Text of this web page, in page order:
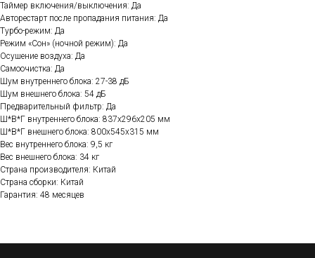
Таймер включения/выключения: Да
Авторестарт после пропадания питания: Да
Турбо-режим: Да
Режим «Сон» (ночной режим): Да
Осушение воздуха: Да
Самоочистка: Да
Шум внутреннего блока: 27-38 дБ
Шум внешнего блока: 54 дБ
Предварительный фильтр: Да
Ш*В*Г внутреннего блока: 837х296x205 мм
Ш*В*Г внешнего блока: 800х545x315 мм
Вес внутреннего блока: 9,5 кг
Вес внешнего блока: 34 кг
Страна производителя: Китай
Страна сборки: Китай
Гарантия: 48 месяцев